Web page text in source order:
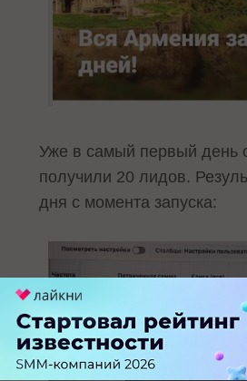
Уже в самый первый день
получили 20 лидов.
дня с момента запуска: